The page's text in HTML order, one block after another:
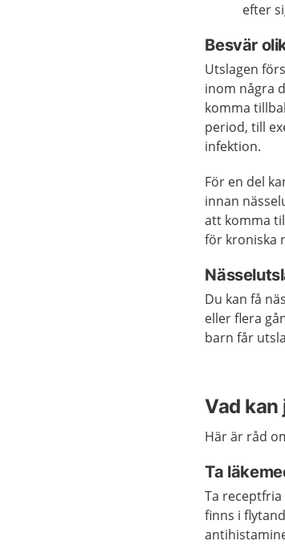
efter
Besvär
Utslagen
inom några
komma
period, till
infektion.
För en del
innan
att komma
för kroniska
Du kan få
eller flera
barn får
Vad kan
Här är råd
Ta
Ta
finns i